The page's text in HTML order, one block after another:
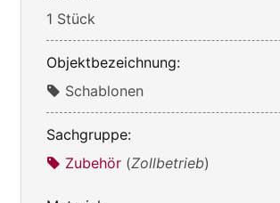
1 Stück
Objektbezeichnung:
Schablonen
Sachgruppe:
Zubehör (Zollbetrieb)